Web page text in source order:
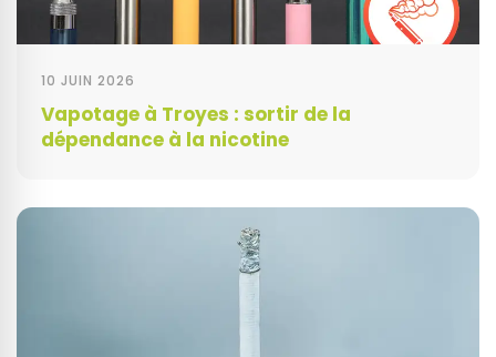
10 JUIN 2026
Vapotage à Troyes : sortir de la
dépendance à la nicotine